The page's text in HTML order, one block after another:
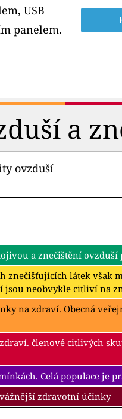
USB
panelem.
a
ovzduší
a znečištění
znečišťujících látek však
neobvykle citliví na
na zdraví. Obecná
členové citlivých
Celá populace je
zdravotní účinky